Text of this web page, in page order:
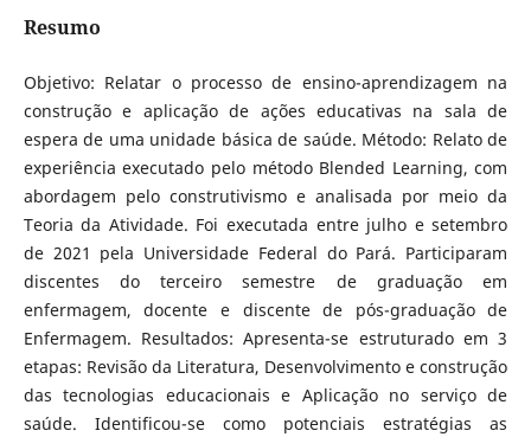
Resumo
Objetivo: Relatar o processo de ensino-aprendizagem na
construção e aplicação de ações educativas na sala de
espera de uma unidade básica de saúde. Método: Relato de
experiência executado pelo método Blended Learning, com
abordagem pelo construtivismo e analisada por meio da
Teoria da Atividade. Foi executada entre julho e setembro
de 2021 pela Universidade Federal do Pará. Participaram
discentes do terceiro semestre de graduação em
enfermagem, docente e discente de pós-graduação de
Enfermagem. Resultados: Apresenta-se estruturado em 3
etapas: Revisão da Literatura, Desenvolvimento e construção
das tecnologias educacionais e Aplicação no serviço de
saúde. Identificou-se como potenciais estratégias as